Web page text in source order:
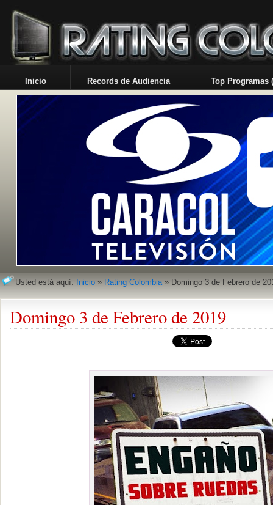
Inicio Records de Audiencia Top Programas
Usted está aquí: Inicio » Rating Colombia» Domingo 3 de Febrero de
Domingo 3 de Febrero de 2019